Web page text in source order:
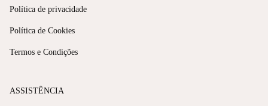
Política de privacidade
Política de Cookies
Termos e Condições
ASSISTÊNCIA